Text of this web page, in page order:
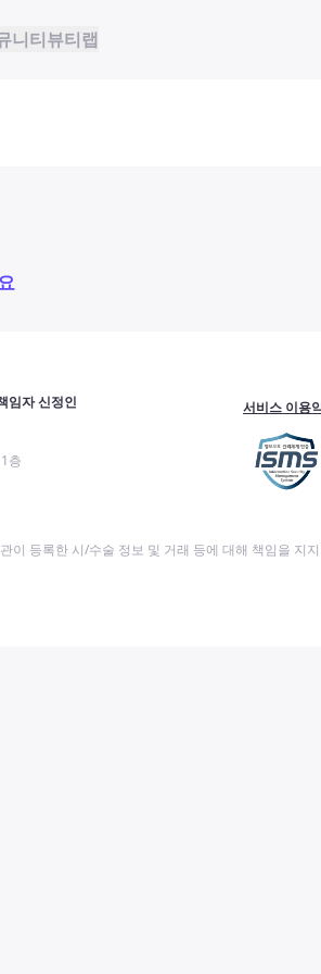
니티뷰티랩
임자 신정인
층
서비스 이용
이 등록한 시/수술 정보 및 거래 등에 대해 책임을 지